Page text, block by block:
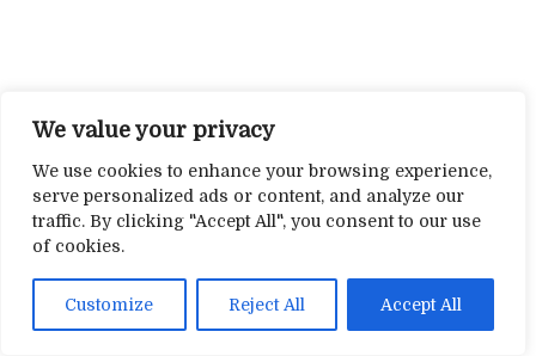
We value your privacy
We use cookies to enhance your browsing experience,
serve personalized ads or content, and analyze our
traffic. By clicking "Accept All", you consent to our use
of cookies.
Customize Reject All Accept All